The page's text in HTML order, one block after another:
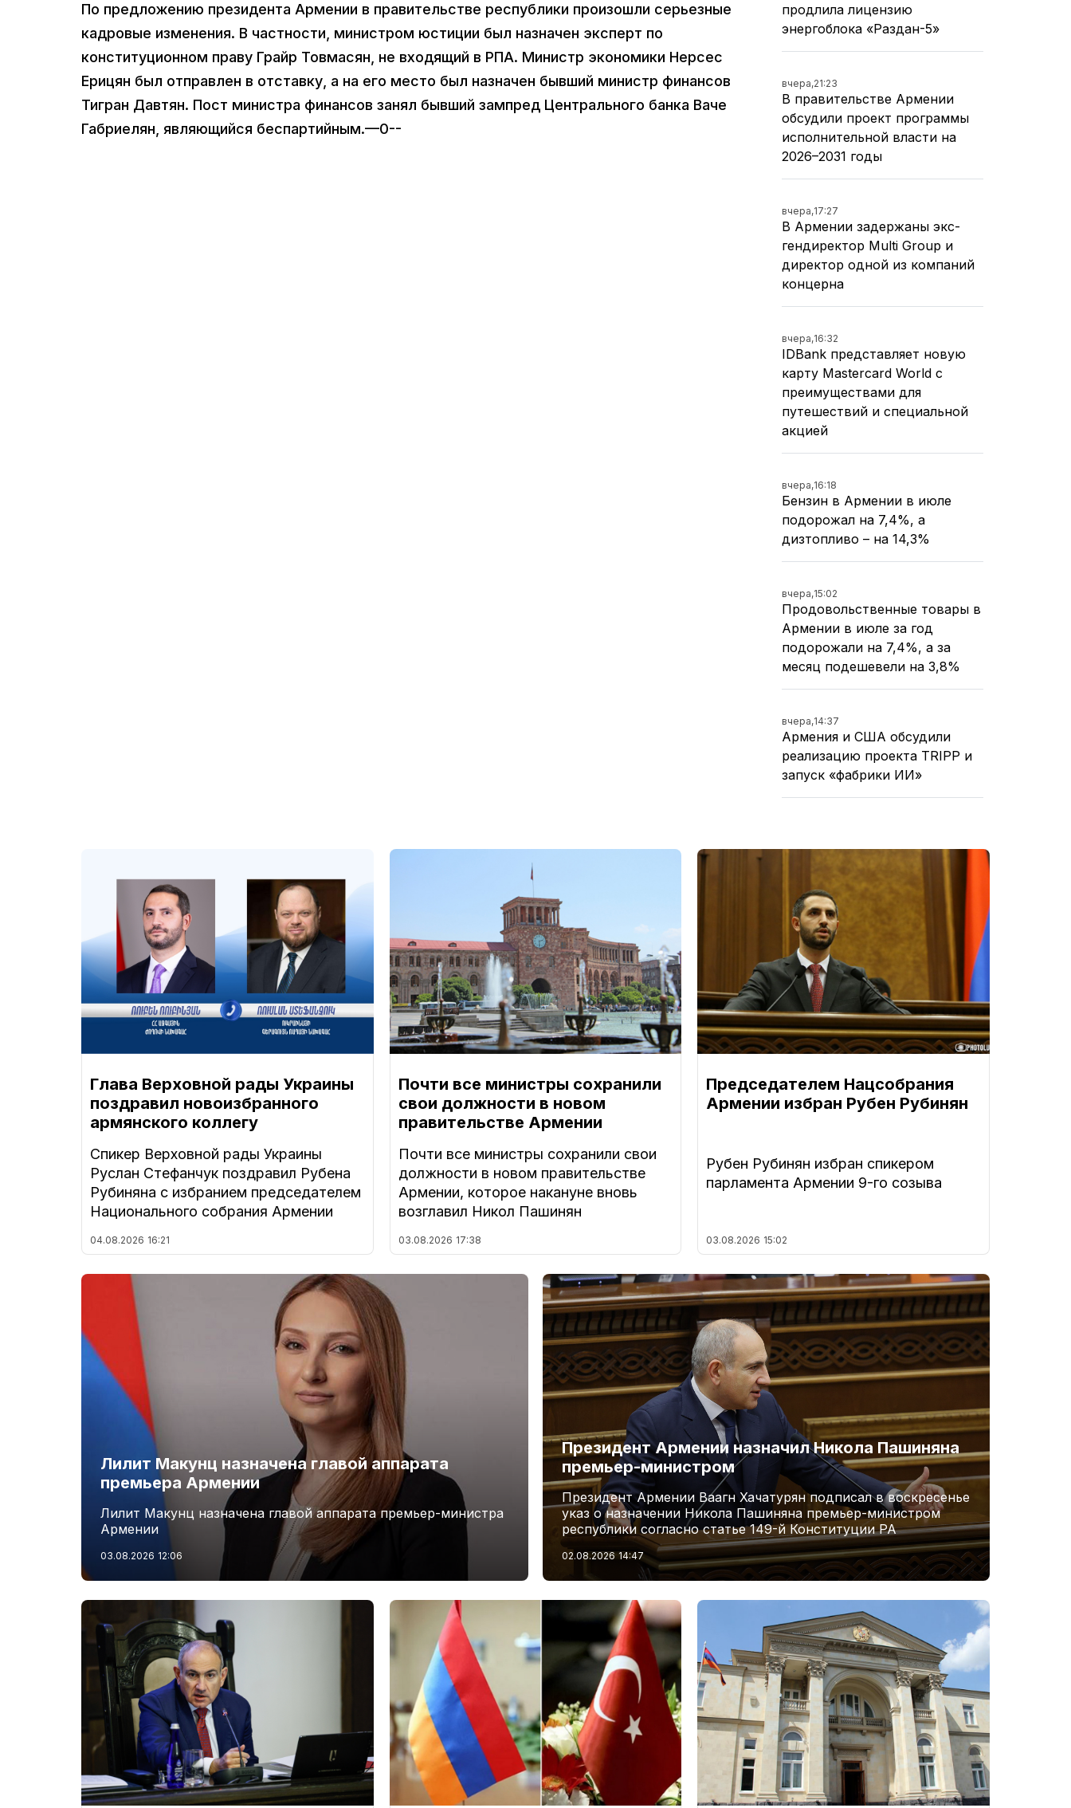
По предложению президента Армении в правительстве республики произошли серьезные
кадровые изменения. В частности, министром юстиции был назначен эксперт по
конституционном праву Грайр Товмасян, не входящий в РПА. Министр экономики Нерсес
Ерицян был отправлен в отставку, а на его место был назначен бывший министр финансов
Тигран Давтян. Пост министра финансов занял бывший зампред Центрального банка Ваче
Габриелян, являющийся беспартийным.—0--
продлила лицензию
энергоблока «Раздан-5»
вчера,21:23
В правительстве Армении
обсудили проект программы
исполнительной власти на
2026–2031 годы
вчера,17:27
В Армении задержаны экс-
гендиректор Multi Group и
директор одной из компаний
концерна
вчера,16:32
IDBank представляет новую
карту Mastercard World с
преимуществами для
путешествий и специальной
акцией
вчера,16:18
Бензин в Армении в июле
подорожал на 7,4%, а
дизтопливо – на 14,3%
вчера,15:02
Продовольственные товары в
Армении в июле за год
подорожали на 7,4%, а за
месяц подешевели на 3,8%
вчера,14:37
Армения и США обсудили
реализацию проекта TRIPP и
запуск «фабрики ИИ»
Глава Верховной рады Украины
поздравил новоизбранного
армянского коллегу
Спикер Верховной рады Украины
Руслан Стефанчук поздравил Рубена
Рубиняна с избранием председателем
Национального собрания Армении
04.08.2026 16:21
Почти все министры сохранили
свои должности в новом
правительстве Армении
Почти все министры сохранили свои
должности в новом правительстве
Армении, которое накануне вновь
возглавил Никол Пашинян
03.08.2026 17:38
Председателем Нацсобрания
Армении избран Рубен Рубинян
Рубен Рубинян избран спикером
парламента Армении 9-го созыва
03.08.2026 15:02
Лилит Макунц назначена главой аппарата
премьера Армении
Лилит Макунц назначена главой аппарата премьер-министра
Армении
03.08.2026 12:06
Президент Армении назначил Никола Пашиняна
премьер-министром
Президент Армении Ваагн Хачатурян подписал в воскресенье
указ о назначении Никола Пашиняна премьер-министром
республики согласно статье 149-й Конституции РА
02.08.2026 14:47